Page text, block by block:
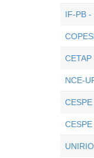
IF-PB -
NCE-